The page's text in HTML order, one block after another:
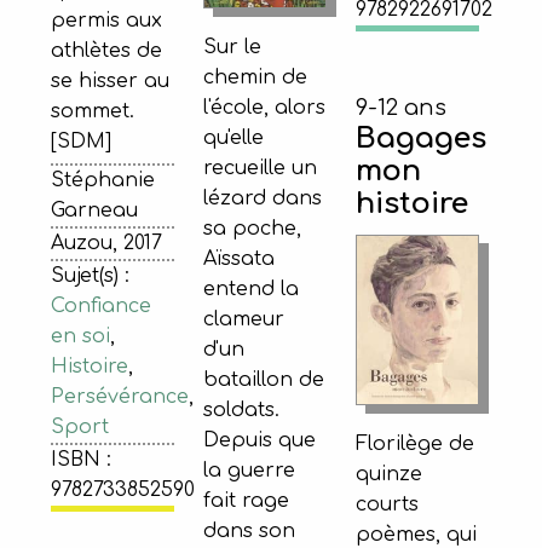
permis aux
athlètes de
se hisser au
sommet.
[SDM]
Stéphanie
Garneau
Auzou, 2017
Sujet(s) :
Confiance
en soi,
Histoire,
Persévérance,
Sport
ISBN :
9782733852590
9782922691702
Sur le
chemin de
l'école, alors
qu'elle
recueille un
lézard dans
sa poche,
Aïssata
entend la
clameur
d'un
bataillon de
soldats.
Depuis que
la guerre
fait rage
dans son
9-12 ans
Bagages
mon
histoire
Florilège de
quinze
courts
poèmes, qui